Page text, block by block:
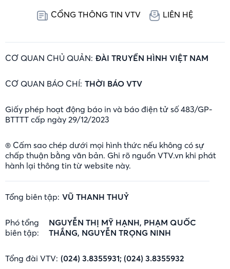
CỔNG THÔNG TIN VTV LIÊN HỆ
CƠ QUAN CHỦ QUẢN: ĐÀI TRUYỀN HÌNH VIỆT NAM
CƠ QUAN BÁO CHÍ: THỜI BÁO VTV
Giấy phép hoạt động báo in và báo điện tử số 483/GP-
BTTTT cấp ngày 29/12/2023
® Cấm sao chép dưới mọi hình thức nếu không có sự
chấp thuận bằng văn bản. Ghi rõ nguồn VTV.vn khi phát
hành lại thông tin từ website này.
Tổng biên tập: VŨ THANH THUỶ
Phó tổng
biên tập:
NGUYỄN THỊ MỸ HẠNH, PHẠM QUỐC
THẮNG, NGUYỄN TRỌNG NINH
Tổng đài VTV: (024) 3.8355931; (024) 3.8355932